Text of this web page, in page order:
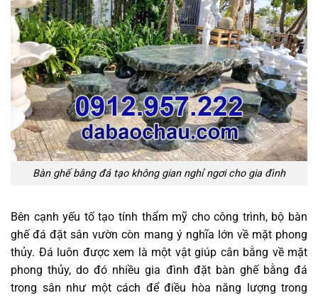
Bàn ghế bằng đá tạo không gian nghỉ ngơi cho gia đình
Bên cạnh yếu tố tạo tính thẩm mỹ cho công trình, bộ bàn
ghế đá đặt sân vườn còn mang ý nghĩa lớn về mặt phong
thủy. Đá luôn được xem là một vật giúp cân bằng về mặt
phong thủy, do đó nhiều gia đình đặt bàn ghế bằng đá
trong sân như một cách để điều hòa năng lượng trong